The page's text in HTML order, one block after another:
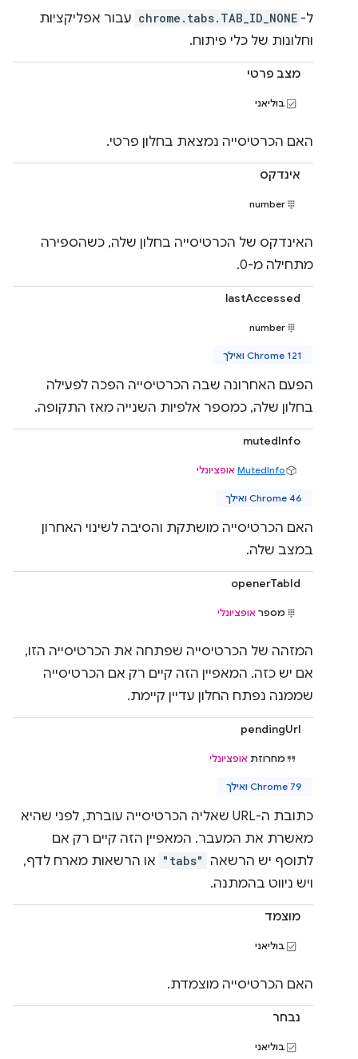
ל- chrome.tabs.TAB_ID_NONE עבור אפליקציות
וחלונות של כלי פיתוח.
מצב פרטי
בוליאני
האם הכרטיסייה נמצאת בחלון פרטי.
אינדקס
number
האינדקס של הכרטיסייה בחלון שלה, כשהספירה
מתחילה מ-0.
lastAccessed
number
Chrome 121 ואילך
הפעם האחרונה שבה הכרטיסייה הפכה לפעילה
בחלון שלה, כמספר אלפיות השנייה מאז התקופה.
mutedInfo
MutedInfo אופציונלי
Chrome 46 ואילך
האם הכרטיסייה מושתקת והסיבה לשינוי האחרון
במצב שלה.
openerTabId
מספר אופציונלי
המזהה של הכרטיסייה שפתחה את הכרטיסייה הזו,
אם יש כזה. המאפיין הזה קיים רק אם הכרטיסייה
שממנה נפתח החלון עדיין קיימת.
pendingUrl
מחרוזת אופציונלי
Chrome 79 ואילך
כתובת ה-URL שאליה הכרטיסייה עוברת, לפני שהיא
מאשרת את המעבר. המאפיין הזה קיים רק אם
לתוסף יש הרשאה
"tabs" או הרשאות מארח לדף,
ויש ניווט בהמתנה.
מוצמד
בוליאני
האם הכרטיסייה מוצמדת.
נבחר
בוליאני